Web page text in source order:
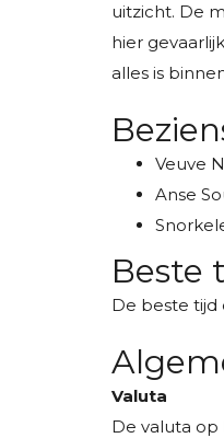
uitzicht. De
hier
alles is
Veuve
Anse
Beste
De beste tijd
Valuta
De valuta op